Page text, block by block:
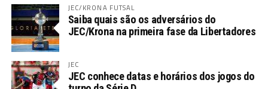
JEC/KRONA FUTSAL
Saiba quais são os adversários do
JEC/Krona na primeira fase da Libertadores
JEC
JEC conhece datas e horários dos jogos do